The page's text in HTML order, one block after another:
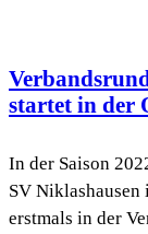
startet in der
In der Saison
SV
erstmals in der